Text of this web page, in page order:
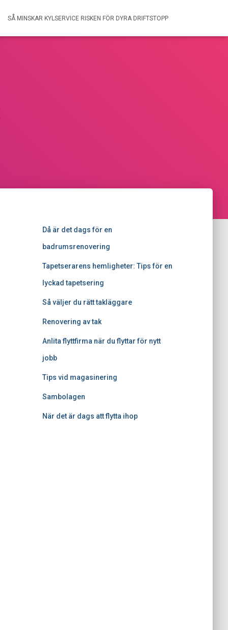
SÅ MINSKAR KYLSERVICE RISKEN FÖR DYRA DRIFTSTOPP
Då är det dags för en
badrumsrenovering
Tapetserarens hemligheter: Tips för en
lyckad tapetsering
Så väljer du rätt takläggare
Renovering av tak
Anlita flyttfirma när du flyttar för nytt
jobb
Tips vid magasinering
Sambolagen
När det är dags att flytta ihop